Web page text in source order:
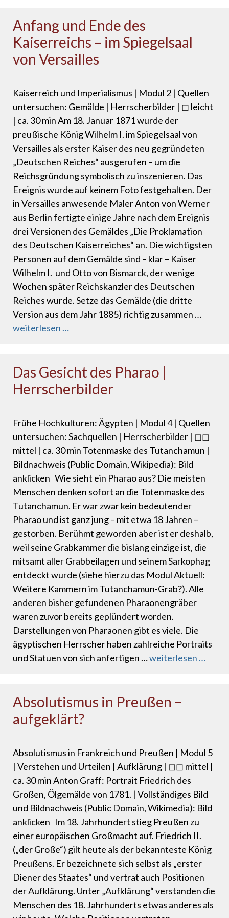
Anfang und Ende des
Kaiserreichs – im Spiegelsaal
von Versailles
Kaiserreich und Imperialismus | Modul 2 | Quellen
untersuchen: Gemälde | Herrscherbilder | ◻ leicht
| ca. 30 min Am 18. Januar 1871 wurde der
preußische König Wilhelm I. im Spiegelsaal von
Versailles als erster Kaiser des neu gegründeten
„Deutschen Reiches“ ausgerufen – um die
Reichsgründung symbolisch zu inszenieren. Das
Ereignis wurde auf keinem Foto festgehalten. Der
in Versailles anwesende Maler Anton von Werner
aus Berlin fertigte einige Jahre nach dem Ereignis
drei Versionen des Gemäldes „Die Proklamation
des Deutschen Kaiserreiches“ an. Die wichtigsten
Personen auf dem Gemälde sind – klar – Kaiser
Wilhelm I. und Otto von Bismarck, der wenige
Wochen später Reichskanzler des Deutschen
Reiches wurde. Setze das Gemälde (die dritte
Version aus dem Jahr 1885) richtig zusammen …
weiterlesen …
Das Gesicht des Pharao |
Herrscherbilder
Frühe Hochkulturen: Ägypten | Modul 4 | Quellen
untersuchen: Sachquellen | Herrscherbilder | ◻◻
mittel | ca. 30 min Totenmaske des Tutanchamun |
Bildnachweis (Public Domain, Wikipedia): Bild
anklicken Wie sieht ein Pharao aus? Die meisten
Menschen denken sofort an die Totenmaske des
Tutanchamun. Er war zwar kein bedeutender
Pharao und ist ganz jung – mit etwa 18 Jahren –
gestorben. Berühmt geworden aber ist er deshalb,
weil seine Grabkammer die bislang einzige ist, die
mitsamt aller Grabbeilagen und seinem Sarkophag
entdeckt wurde (siehe hierzu das Modul Aktuell:
Weitere Kammern im Tutanchamun-Grab?). Alle
anderen bisher gefundenen Pharaonengräber
waren zuvor bereits geplündert worden.
Darstellungen von Pharaonen gibt es viele. Die
ägyptischen Herrscher haben zahlreiche Portraits
und Statuen von sich anfertigen …weiterlesen …
Absolutismus in Preußen –
aufgeklärt?
Absolutismus in Frankreich und Preußen | Modul 5
| Verstehen und Urteilen | Aufklärung | ◻◻ mittel |
ca. 30 min Anton Graff: Portrait Friedrich des
Großen, Ölgemälde von 1781. | Vollständiges Bild
und Bildnachweis (Public Domain, Wikimedia): Bild
anklicken Im 18. Jahrhundert stieg Preußen zu
einer europäischen Großmacht auf. Friedrich II.
(„der Große“) gilt heute als der bekannteste König
Preußens. Er bezeichnete sich selbst als „erster
Diener des Staates“ und vertrat auch Positionen
der Aufklärung. Unter „Aufklärung“ verstanden die
Menschen des 18. Jahrhunderts etwas anderes als